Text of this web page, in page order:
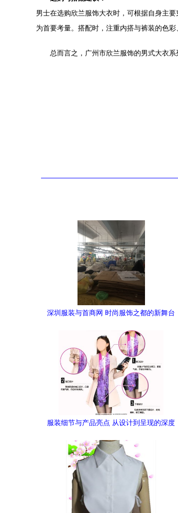
男士在选购欣兰服饰大衣时，可根据自身主
为首要考量。搭配时，注重内搭与裤装的色
总而言之，广州市欣兰服饰的男式大衣
深圳服装与首商网 时尚服饰之都的新舞台
服装细节与产品亮点 从设计到呈现的深度